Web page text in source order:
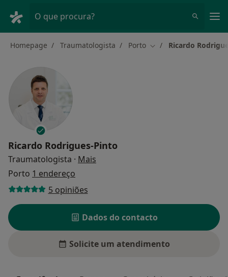
O que procura?
Homepage Traumatologista Porto Mudar de cidade
Ricardo
Ricardo Rodrigues-Pinto
Traumatologista · Mais
Porto 1 endereço
5 opiniões
Dados do contacto
Solicite um atendimento